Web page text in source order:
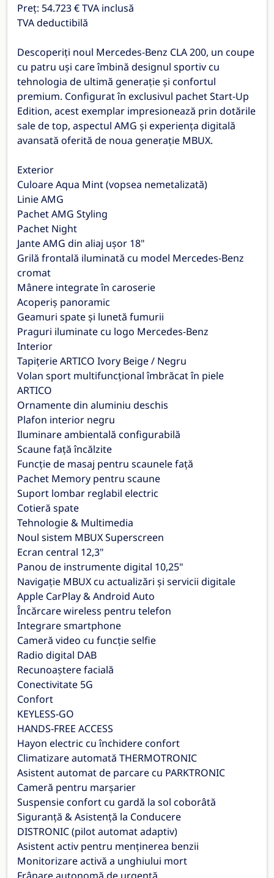
Preț: 54.723 € TVA inclusă
TVA deductibilă
Descoperiți noul Mercedes-Benz CLA 200, un coupe
cu patru uși care îmbină designul sportiv cu
tehnologia de ultimă generație și confortul
premium. Configurat în exclusivul pachet Start-Up
Edition, acest exemplar impresionează prin dotările
sale de top, aspectul AMG și experiența digitală
avansată oferită de noua generație MBUX.
Exterior
Culoare Aqua Mint (vopsea nemetalizată)
Linie AMG
Pachet AMG Styling
Pachet Night
Jante AMG din aliaj ușor 18"
Grilă frontală iluminată cu model Mercedes-Benz
cromat
Mânere integrate în caroserie
Acoperiș panoramic
Geamuri spate și lunetă fumurii
Praguri iluminate cu logo Mercedes-Benz
Interior
Tapițerie ARTICO Ivory Beige / Negru
Volan sport multifuncțional îmbrăcat în piele
ARTICO
Ornamente din aluminiu deschis
Plafon interior negru
Iluminare ambientală configurabilă
Scaune față încălzite
Funcție de masaj pentru scaunele față
Pachet Memory pentru scaune
Suport lombar reglabil electric
Cotieră spate
Tehnologie & Multimedia
Noul sistem MBUX Superscreen
Ecran central 12,3"
Panou de instrumente digital 10,25"
Navigație MBUX cu actualizări și servicii digitale
Apple CarPlay & Android Auto
Încărcare wireless pentru telefon
Integrare smartphone
Cameră video cu funcție selfie
Radio digital DAB
Recunoaștere facială
Conectivitate 5G
Confort
KEYLESS-GO
HANDS-FREE ACCESS
Hayon electric cu închidere confort
Climatizare automată THERMOTRONIC
Asistent automat de parcare cu PARKTRONIC
Cameră pentru marșarier
Suspensie confort cu gardă la sol coborâtă
Siguranță & Asistență la Conducere
DISTRONIC (pilot automat adaptiv)
Asistent activ pentru menținerea benzii
Monitorizare activă a unghiului mort